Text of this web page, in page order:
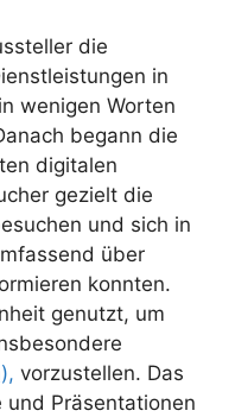
die
in
wenigen Worten
begann die
digitalen
gezielt die
und sich in
über
konnten.
genutzt, um
vorzustellen. Das
und Präsentationen